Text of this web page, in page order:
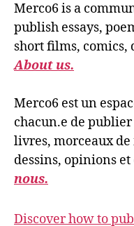
Merco6 is a
publish essays,
short films,
About us.
Merco6 est un
chacun.e de publier
livres, morceaux
dessins, opinions
nous.
Discover how to